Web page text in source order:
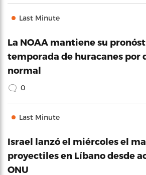
Last Minute
La NOAA mantiene su
temporada de huracanes por
normal
0
Last Minute
Israel lanzó el miércoles el
proyectiles en Líbano desde
ONU